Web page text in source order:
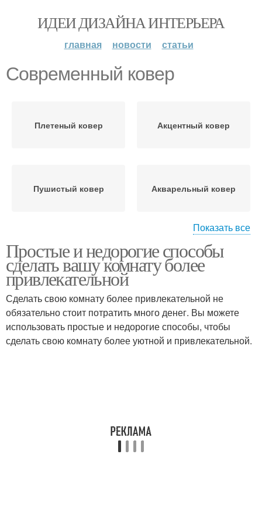
ИДЕИ ДИЗАЙНА ИНТЕРЬЕРА
главная новости статьи
Современный ковер
Плетеный ковер Акцентный ковер
Пушистый ковер Акварельный ковер
Королевский ковер
Минималистичный
ковер
Сдержанный ковер Теплый ковер
Показать все
Простые и недорогие способы
сделать вашу комнату более
привлекательной
Сделать свою комнату более привлекательной не
обязательно стоит потратить много денег. Вы можете
использовать простые и недорогие способы, чтобы
сделать свою комнату более уютной и привлекательной.